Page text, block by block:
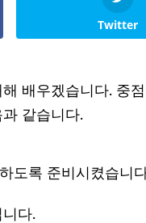
Twitter
배우겠습니다. 중
같습니다.
도록 준비시켰습니
다.